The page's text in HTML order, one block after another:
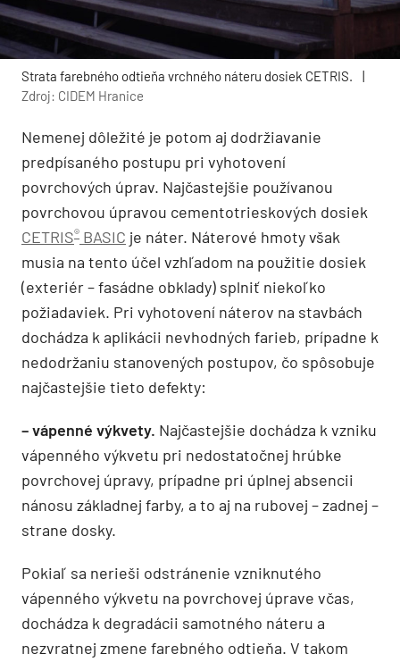
Strata farebného odtieňa vrchného náteru dosiek CETRIS.
|
Zdroj: CIDEM Hranice
Nemenej dôležité je potom aj dodržiavanie
predpísaného postupu pri vyhotovení
povrchových úprav. Najčastejšie používanou
povrchovou úpravou cementotrieskových dosiek
CETRIS® BASIC je náter. Náterové hmoty však
musia na tento účel vzhľadom na použitie dosiek
(exteriér – fasádne obklady) splniť niekoľko
požiadaviek. Pri vyhotovení náterov na stavbách
dochádza k aplikácii nevhodných farieb, prípadne k
nedodržaniu stanovených postupov, čo spôsobuje
najčastejšie tieto defekty:
–vápenné výkvety. Najčastejšie dochádza k vzniku
vápenného výkvetu pri nedostatočnej hrúbke
povrchovej úpravy, prípadne pri úplnej absencii
nánosu základnej farby, a to aj na rubovej – zadnej –
strane dosky.
Pokiaľ sa nerieši odstránenie vzniknutého
vápenného výkvetu na povrchovej úprave včas,
dochádza k degradácii samotného náteru a
nezvratnej zmene farebného odtieňa. V takom